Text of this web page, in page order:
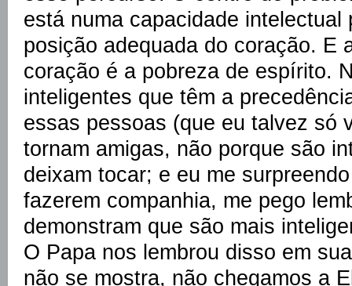
está numa capacidade
posição adequada do coração. E
coração é a pobreza de espírito.
inteligentes que têm a
essas pessoas (que eu talvez só
tornam amigas, não porque são
deixam tocar; e eu me
fazerem companhia, me pego
demonstram que são mais
O Papa nos lembrou disso em
não se mostra, não chegamos a